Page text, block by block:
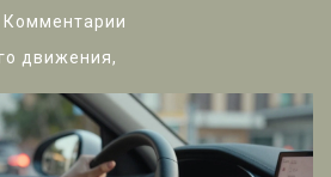
Комментарии
движения,